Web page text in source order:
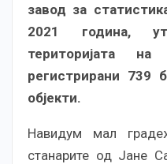
завод за
2021 година,
територијата
регистрирани 739
објекти.
Навидум мал
станарите од Јане